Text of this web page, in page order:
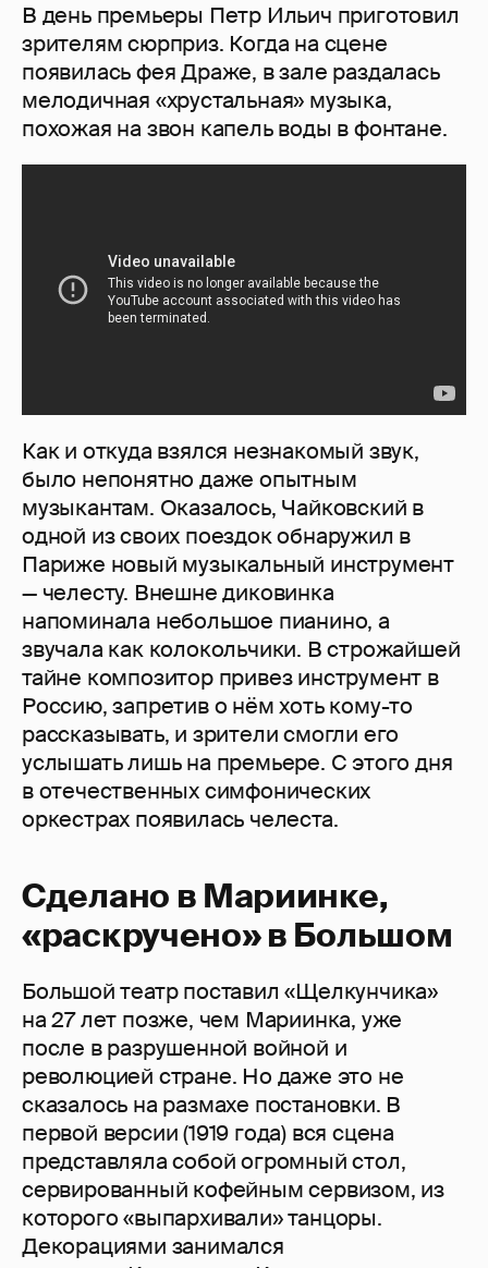
В день премьеры Петр Ильич приготовил
зрителям сюрприз. Когда на сцене
появилась фея Драже, в зале раздалась
мелодичная «хрустальная» музыка,
похожая на звон капель воды в фонтане.
Как и откуда взялся незнакомый звук,
было непонятно даже опытным
музыкантам. Оказалось, Чайковский в
одной из своих поездок обнаружил в
Париже новый музыкальный инструмент
— челесту. Внешне диковинка
напоминала небольшое пианино, а
звучала как колокольчики. В строжайшей
тайне композитор привез инструмент в
Россию, запретив о нём хоть кому-то
рассказывать, и зрители смогли его
услышать лишь на премьере. С этого дня
в отечественных симфонических
оркестрах появилась челеста.
Сделано в Мариинке,
«раскручено» в Большом
Большой театр поставил «Щелкунчика»
на 27 лет позже, чем Мариинка, уже
после в разрушенной войной и
революцией стране. Но даже это не
сказалось на размахе постановки. В
первой версии (1919 года) вся сцена
представляла собой огромный стол,
сервированный кофейным сервизом, из
которого «выпархивали» танцоры.
Декорациями занимался